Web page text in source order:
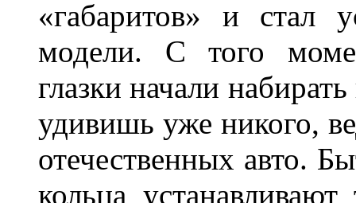
«габаритов» и стал
модели. С того
глазки начали
удивишь уже никого,
отечественных авто.
кольца